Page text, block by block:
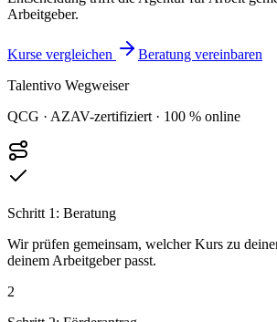
Arbeitgeber.
Kurse vergleichen
Beratung vereinbaren
Talentivo Wegweiser
QCG · AZAV-zertifiziert · 100 % online
Schritt 1: Beratung
Wir prüfen gemeinsam, welcher Kurs zu
deinem Arbeitgeber passt.
2